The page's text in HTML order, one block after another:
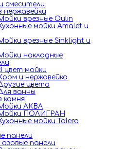
смесители
нержавейки
врезные Oulin
мойки Amalet и
врезные Sinklight и
накладные
цвет мойки
и нержавейка
цвета
ванны
камня
АКВА
ПОЛИГРАН
мойки Tolero
панели
панели